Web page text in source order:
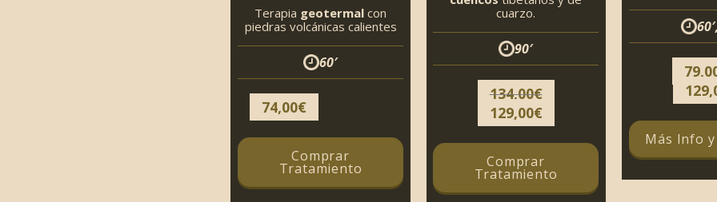
Terapia geotermal con
piedras volcánicas calientes
60′
74,00€
Comprar
Tratamiento
cuarzo.
90′
134,00€
precio
original
era:
134,00€.
129,00€
precio
actual
es:
129,00€.
Comprar
Tratamiento
Más Info